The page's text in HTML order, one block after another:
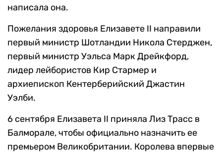
написала она.
Пожелания здоровья Елизавете II направили
первый министр Шотландии Никола Стерджен,
первый министр Уэльса Марк Дрейкфорд,
лидер лейбористов Кир Стармер и
архиепископ Кентерберийский Джастин
Уэлби.
6 сентября Елизавета II приняла Лиз Трасс в
Балморале, чтобы официально назначить ее
премьером Великобритании. Королева впервые